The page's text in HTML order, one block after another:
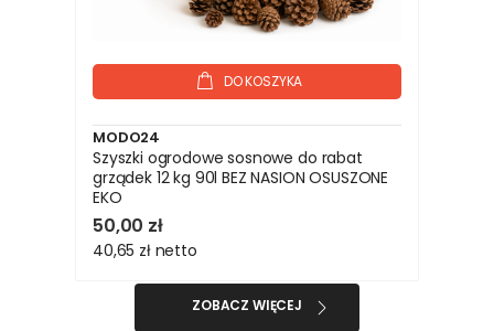
DO KOSZYKA
MODO24
Szyszki ogrodowe sosnowe do rabat
grządek 12 kg 90l BEZ NASION OSUSZONE
EKO
50,00 zł
40,65 zł netto
ZOBACZ WIĘCEJ